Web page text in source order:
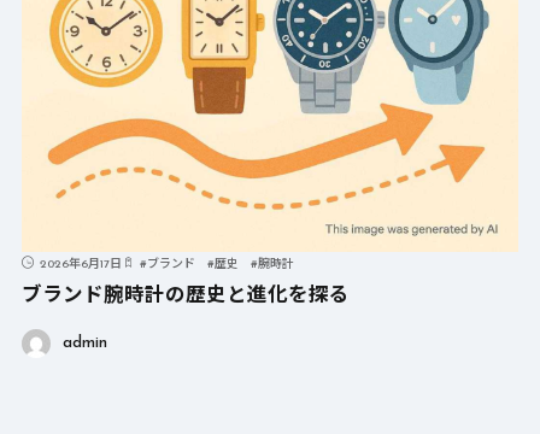
2026年6月17日 #ブランド #歴史 #腕時計
ブランド腕時計の歴史と進化を探る
admin